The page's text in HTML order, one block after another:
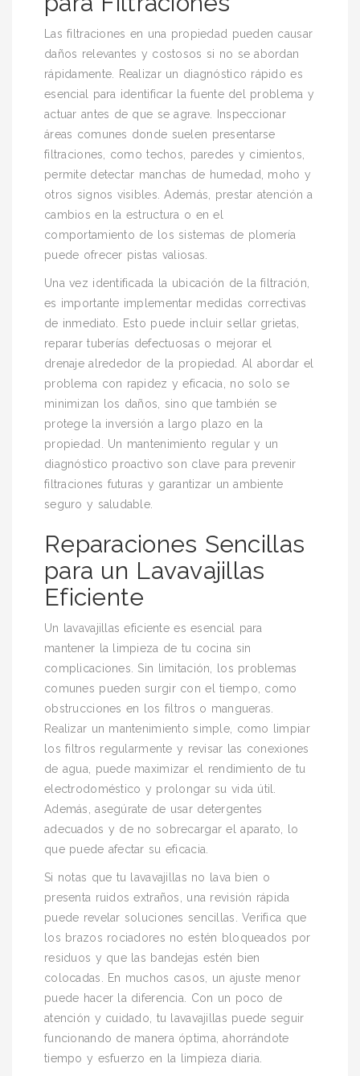
Las filtraciones en una propiedad pueden causar
daños relevantes y costosos si no se abordan
rápidamente. Realizar un diagnóstico rápido es
esencial para identificar la fuente del problema y
actuar antes de que se agrave. Inspeccionar
áreas comunes donde suelen presentarse
filtraciones, como techos, paredes y cimientos,
permite detectar manchas de humedad, moho y
otros signos visibles. Además, prestar atención a
cambios en la estructura o en el
comportamiento de los sistemas de plomería
puede ofrecer pistas valiosas.
Una vez identificada la ubicación de la filtración,
es importante implementar medidas correctivas
de inmediato. Esto puede incluir sellar grietas,
reparar tuberías defectuosas o mejorar el
drenaje alrededor de la propiedad. Al abordar el
problema con rapidez y eficacia, no solo se
minimizan los daños, sino que también se
protege la inversión a largo plazo en la
propiedad. Un mantenimiento regular y un
diagnóstico proactivo son clave para prevenir
filtraciones futuras y garantizar un ambiente
seguro y saludable.
Reparaciones Sencillas
para un Lavavajillas
Eficiente
Un lavavajillas eficiente es esencial para
mantener la limpieza de tu cocina sin
complicaciones. Sin limitación, los problemas
comunes pueden surgir con el tiempo, como
obstrucciones en los filtros o mangueras.
Realizar un mantenimiento simple, como limpiar
los filtros regularmente y revisar las conexiones
de agua, puede maximizar el rendimiento de tu
electrodoméstico y prolongar su vida útil.
Además, asegúrate de usar detergentes
adecuados y de no sobrecargar el aparato, lo
que puede afectar su eficacia.
Si notas que tu lavavajillas no lava bien o
presenta ruidos extraños, una revisión rápida
puede revelar soluciones sencillas. Verifica que
los brazos rociadores no estén bloqueados por
residuos y que las bandejas estén bien
colocadas. En muchos casos, un ajuste menor
puede hacer la diferencia. Con un poco de
atención y cuidado, tu lavavajillas puede seguir
funcionando de manera óptima, ahorrándote
tiempo y esfuerzo en la limpieza diaria.